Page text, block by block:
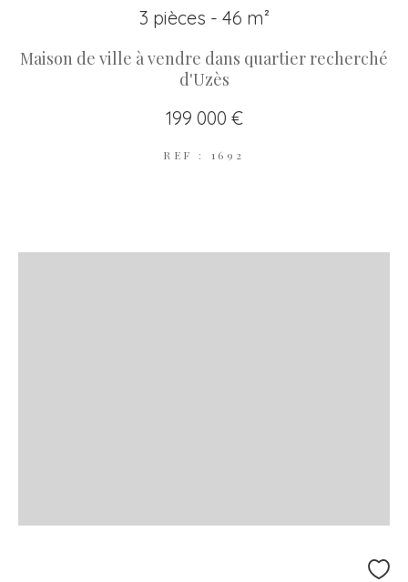
3 pièces - 46 m²
Maison de ville à vendre dans quartier recherché
d'Uzès
199 000 €
REF : 1692